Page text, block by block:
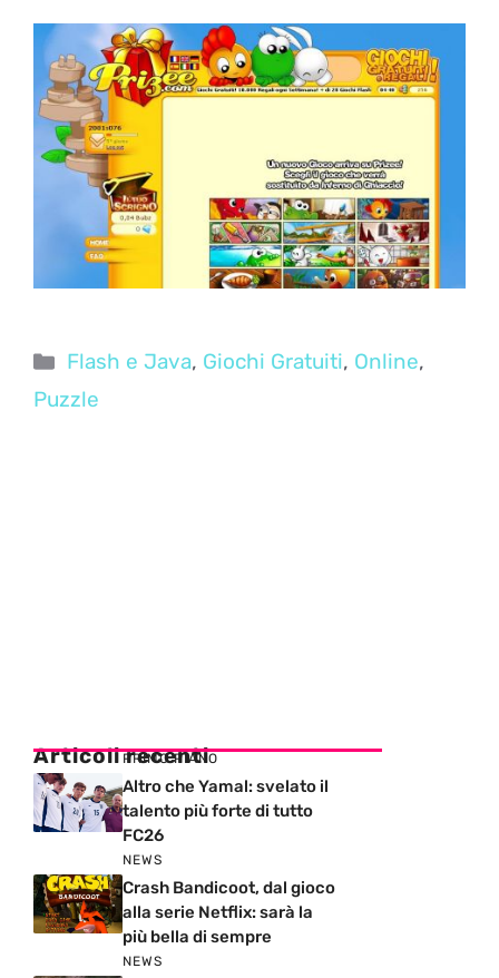
Categorie
Flash e Java, Giochi Gratuiti, Online,
Puzzle
Articoli recenti
PRIMO PIANO
Altro che Yamal: svelato il
talento più forte di tutto
FC26
NEWS
Crash Bandicoot, dal gioco
alla serie Netflix: sarà la
più bella di sempre
NEWS